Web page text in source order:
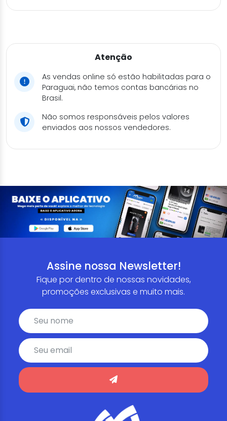
Atenção
As vendas online só estão habilitadas para o
Paraguai, não temos contas bancárias no
Brasil.
Não somos responsáveis pelos valores
enviados aos nossos vendedores.
Assine nossa Newsletter!
Fique por dentro de nossas novidades,
promoções exclusivas e muito mais.